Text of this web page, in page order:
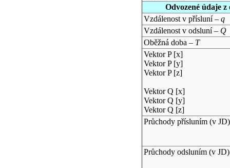
Odvozené údaje
Vzdálenost v přísluní – q
Vzdálenost v odsluní – Q
Oběžná doba – T
Vektor P [x]
Vektor P [y]
Vektor P [z]
Vektor Q [x]
Vektor Q [y]
Vektor Q [z]
Průchody přísluním (v JD)
Průchody odsluním (v JD)